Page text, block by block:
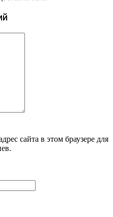
сайта в этом браузере для